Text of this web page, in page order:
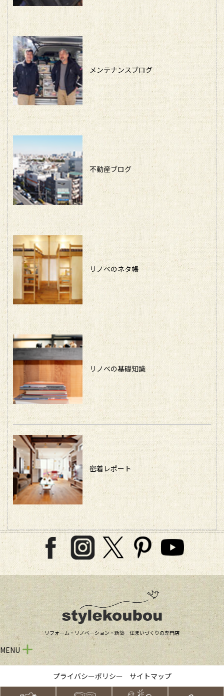
メンテナンスブログ
不動産ブログ
リノベのネタ帳
リノベの基礎知識
密着レポート
リフォーム・リノベーション・新築 住まいづくりの専門店
MENU
プライバシーポリシー サイトマップ